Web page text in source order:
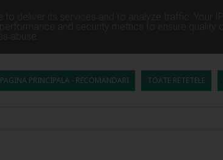
PAGINA PRINCIPALA - RECOMANDARI TOATE RETETELE